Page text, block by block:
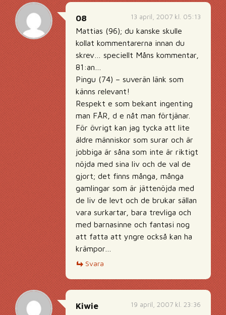
13 april, 2007 kl. 05:13
08
Mattias (96); du kanske skulle
kollat kommentarerna innan du
skrev… speciellt Måns kommentar,
81:an…
Pingu (74) – suverän länk som
känns relevant!
Respekt e som bekant ingenting
man FÅR, d e nåt man förtjänar.
För övrigt kan jag tycka att lite
äldre människor som surar och är
jobbiga är såna som inte är riktigt
nöjda med sina liv och de val de
gjort; det finns många, många
gamlingar som är jättenöjda med
de liv de levt och de brukar sällan
vara surkartar, bara trevliga och
med barnasinne och fantasi nog
att fatta att yngre också kan ha
krämpor…
Svara
19 april, 2007 kl. 23:36
Kiwie